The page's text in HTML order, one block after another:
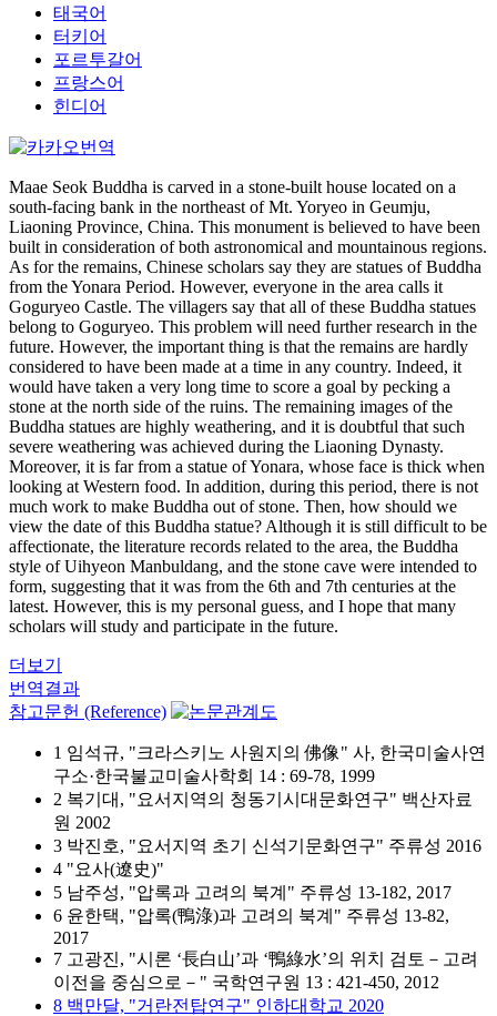
태국어
터키어
포르투갈어
프랑스어
힌디어
Maae Seok Buddha is carved in a stone-built house located on a
south-facing bank in the northeast of Mt. Yoryeo in Geumju,
Liaoning Province, China. This monument is believed to have been
built in consideration of both astronomical and mountainous regions.
As for the remains, Chinese scholars say they are statues of Buddha
from the Yonara Period. However, everyone in the area calls it
Goguryeo Castle. The villagers say that all of these Buddha statues
belong to Goguryeo. This problem will need further research in the
future. However, the important thing is that the remains are hardly
considered to have been made at a time in any country. Indeed, it
would have taken a very long time to score a goal by pecking a
stone at the north side of the ruins. The remaining images of the
Buddha statues are highly weathering, and it is doubtful that such
severe weathering was achieved during the Liaoning Dynasty.
Moreover, it is far from a statue of Yonara, whose face is thick when
looking at Western food. In addition, during this period, there is not
much work to make Buddha out of stone. Then, how should we
view the date of this Buddha statue? Although it is still difficult to be
affectionate, the literature records related to the area, the Buddha
style of Uihyeon Manbuldang, and the stone cave were intended to
form, suggesting that it was from the 6th and 7th centuries at the
latest. However, this is my personal guess, and I hope that many
scholars will study and participate in the future.
더보기
번역결과
참고문헌 (Reference)
1 임석규, "크라스키노 사원지의 佛像" 사, 한국미술사연
구소·한국불교미술사학회 14 : 69-78, 1999
2 복기대, "요서지역의 청동기시대문화연구" 백산자료
원 2002
3 박진호, "요서지역 초기 신석기문화연구" 주류성 2016
4 "요사(遼史)"
5 남주성, "압록과 고려의 북계" 주류성 13-182, 2017
6 윤한택, "압록(鴨淥)과 고려의 북계" 주류성 13-82,
2017
7 고광진, "시론 ‘長白山’과 ‘鴨綠水’의 위치 검토－고려
이전을 중심으로－" 국학연구원 13 : 421-450, 2012
8 백만달, "거란전탑연구" 인하대학교 2020